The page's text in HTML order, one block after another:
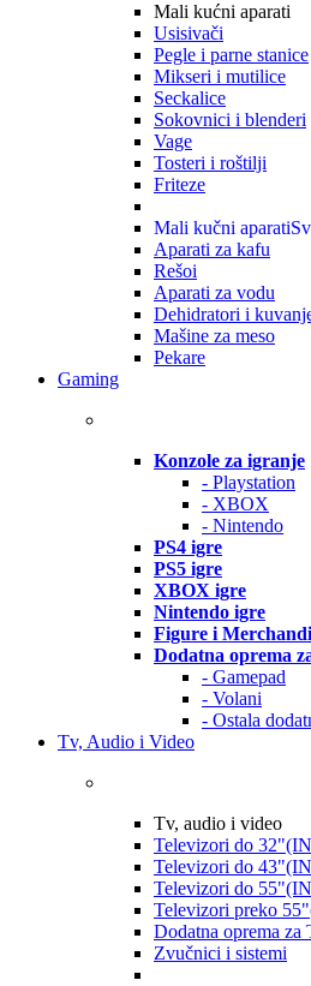
Mali kućni aparati
Usisivači
Pegle i parne stanice
Mikseri i mutilice
Seckalice
Sokovnici i blenderi
Vage
Tosteri i roštilji
Friteze
Mali kučni aparati
Aparati za kafu
Rešoi
Aparati za vodu
Dehidratori i
Mašine za meso
Pekare
Gaming
Konzole za igranje
- Playstation
- XBOX
- Nintendo
PS4 igre
PS5 igre
XBOX igre
Nintendo igre
Figure i
Dodatna oprema
- Gamepad
- Volani
- Ostala
Tv, Audio i Video
Tv, audio i video
Televizori do
Televizori do
Televizori do
Televizori preko
Dodatna oprema za
Zvučnici i sistemi